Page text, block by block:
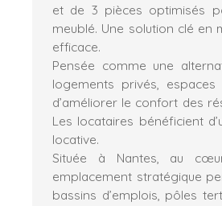
et de 3 pièces optimisés
meublé. Une solution clé
efficace.
Pensée comme une
logements privés,
d’améliorer le confort des
Les locataires bénéficient
locative.
Située à Nantes, au
emplacement stratégique
bassins d’emplois, pôles